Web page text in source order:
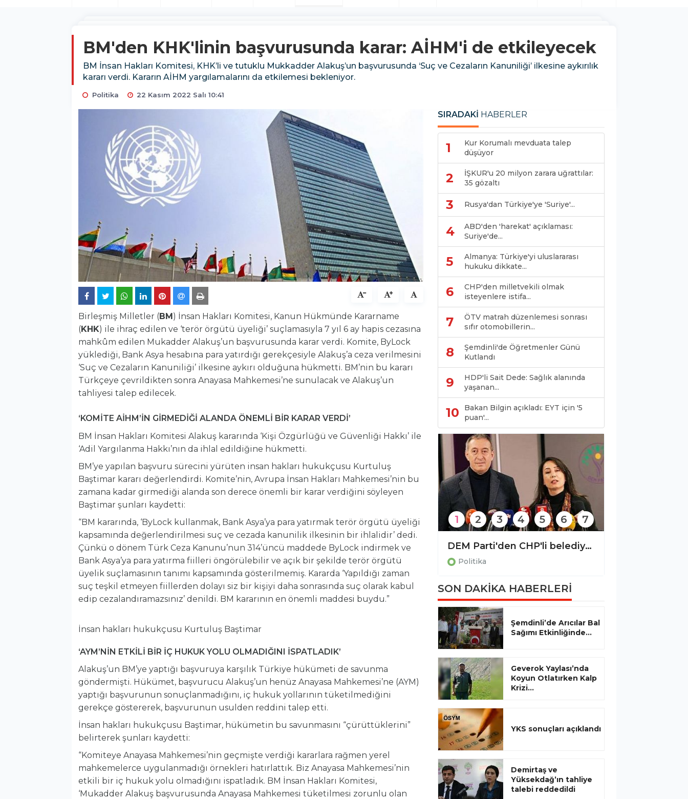
BM'den KHK'linin başvurusunda karar: AİHM'i de etkileyecek
BM İnsan Hakları Komitesi, KHK’li ve tutuklu Mukkadder Alakuş’un başvurusunda ‘Suç ve Cezaların Kanuniliği’ ilkesine aykırılık
kararı verdi. Kararın AİHM yargılamalarını da etkilemesi bekleniyor.
Politika 22 Kasım 2022 Salı 10:41
Birleşmiş Milletler (BM) İnsan Hakları Komitesi, Kanun Hükmünde Kararname
(KHK) ile ihraç edilen ve ‘terör örgütü üyeliği’ suçlamasıyla 7 yıl 6 ay hapis cezasına
mahkûm edilen Mukadder Alakuş’un başvurusunda karar verdi. Komite, ByLock
yüklediği, Bank Asya hesabına para yatırdığı gerekçesiyle Alakuş’a ceza verilmesini
‘Suç ve Cezaların Kanuniliği’ ilkesine aykırı olduğuna hükmetti. BM’nin bu kararı
Türkçeye çevrildikten sonra Anayasa Mahkemesi’ne sunulacak ve Alakuş’un
tahliyesi talep edilecek.
‘KOMİTE AİHM’İN GİRMEDİĞİ ALANDA ÖNEMLİ BİR KARAR VERDİ’
BM İnsan Hakları Komitesi Alakuş kararında ‘Kişi Özgürlüğü ve Güvenliği Hakkı’ ile
‘Adil Yargılanma Hakkı’nın da ihlal edildiğine hükmetti.
BM’ye yapılan başvuru sürecini yürüten insan hakları hukukçusu Kurtuluş
Baştimar kararı değerlendirdi. Komite’nin, Avrupa İnsan Hakları Mahkemesi’nin bu
zamana kadar girmediği alanda son derece önemli bir karar verdiğini söyleyen
Baştimar şunları kaydetti:
“BM kararında, ‘ByLock kullanmak, Bank Asya’ya para yatırmak terör örgütü üyeliği
kapsamında değerlendirilmesi suç ve cezada kanunilik ilkesinin bir ihlalidir’ dedi.
Çünkü o dönem Türk Ceza Kanunu’nun 314’üncü maddede ByLock indirmek ve
Bank Asya’ya para yatırma fiilleri öngörülebilir ve açık bir şekilde terör örgütü
üyelik suçlamasının tanımı kapsamında gösterilmemiş. Kararda ‘Yapıldığı zaman
suç teşkil etmeyen fiillerden dolayı siz bir kişiyi daha sonrasında suç olarak kabul
edip cezalandıramazsınız’ denildi. BM kararının en önemli maddesi buydu.”
İnsan hakları hukukçusu Kurtuluş Baştimar
‘AYM’NİN ETKİLİ BİR İÇ HUKUK YOLU OLMADIĞINI İSPATLADIK’
Alakuş’un BM’ye yaptığı başvuruya karşılık Türkiye hükümeti de savunma
göndermişti. Hükümet, başvurucu Alakuş’un henüz Anayasa Mahkemesi’ne (AYM)
yaptığı başvurunun sonuçlanmadığını, iç hukuk yollarının tüketilmediğini
gerekçe göstererek, başvurunun usulden reddini talep etti.
İnsan hakları hukukçusu Baştimar, hükümetin bu savunmasını “çürüttüklerini”
belirterek şunları kaydetti:
“Komiteye Anayasa Mahkemesi’nin geçmişte verdiği kararlara rağmen yerel
mahkemelerce uygulanmadığı örnekleri hatırlattık. Biz Anayasa Mahkemesi’nin
etkili bir iç hukuk yolu olmadığını ispatladık. BM İnsan Hakları Komitesi,
‘Mukadder Alakuş başvurusunda Anayasa Mahkemesi tüketilmesi zorunlu olan
SIRADAKİ HABERLER
1
Kur Korumalı mevduata talep
düşüyor
2
İŞKUR'u 20 milyon zarara uğrattılar:
35 gözaltı
3 Rusya'dan Türkiye'ye 'Suriye'...
4
ABD'den 'harekat' açıklaması:
Suriye'de...
5
Almanya: Türkiye'yi uluslararası
hukuku dikkate...
6
CHP'den milletvekili olmak
isteyenlere istifa...
7
ÖTV matrah düzenlemesi sonrası
sıfır otomobillerin...
8
Şemdinli'de Öğretmenler Günü
Kutlandı
9
HDP'li Sait Dede: Sağlık alanında
yaşanan...
10
Bakan Bilgin açıkladı: EYT için '5
puan'...
Politika
DEM Parti'den CHP'li belediyelere yönelik operasyona tepki
Politika
1 2 3 4 5 6 7
SON DAKİKA HABERLERİ
Şemdinli’de Arıcılar Bal
Sağımı Etkinliğinde...
Geverok Yaylası’nda
Koyun Otlatırken Kalp
Krizi...
YKS sonuçları açıklandı
Demirtaş ve
Yüksekdağ’ın tahliye
talebi reddedildi